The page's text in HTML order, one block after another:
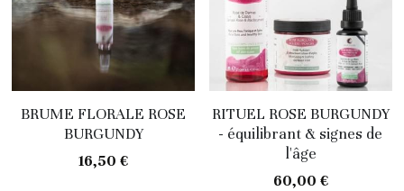
BRUME FLORALE ROSE
BURGUNDY
16,50 €
RITUEL ROSE BURGUNDY
- équilibrant & signes de
l'âge
60,00 €